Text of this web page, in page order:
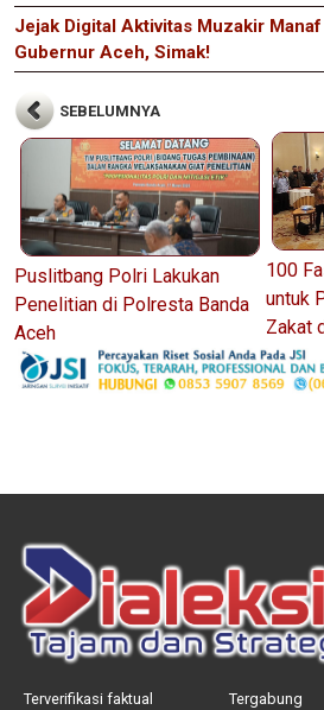
Jejak Digital Aktivitas Muzakir
Gubernur Aceh, Simak!
SEBELUMNYA
Puslitbang Polri Lakukan
Penelitian di Polresta Banda
Aceh
100
untuk
Zakat
Terverifikasi faktual
Tergabung